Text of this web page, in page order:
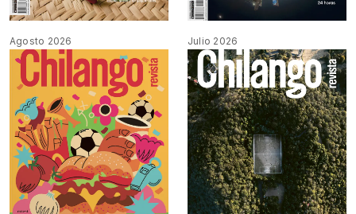
Agosto 2026 Julio 2026